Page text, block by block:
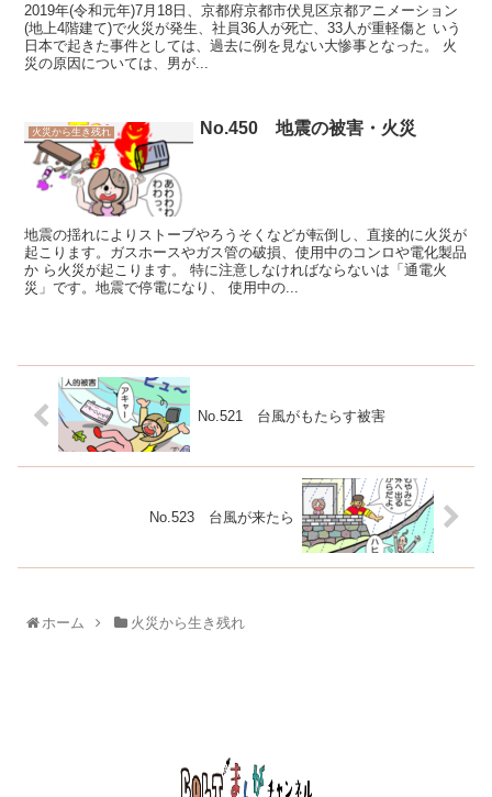
2019年(令和元年)7月18日、京都府京都市伏見区京都アニメーション
(地上4階建て)で火災が発生、社員36人が死亡、33人が重軽傷と いう
日本で起きた事件としては、過去に例を見ない大惨事となった。 火
災の原因については、男が...
火災から生き残れ No.450 地震の被害・火災
地震の揺れによりストーブやろうそくなどが転倒し、直接的に火災が
起こります。ガスホースやガス管の破損、使用中のコンロや電化製品
か ら火災が起こります。 特に注意しなければならないは「通電火
災」です。地震で停電になり、 使用中の...
No.521 台風がもたらす被害
No.523 台風が来たら
ホーム 火災から生き残れ